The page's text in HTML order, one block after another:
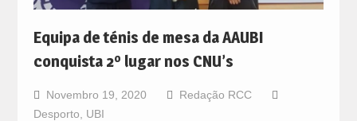
Equipa de ténis de mesa da AAUBI
conquista 2º lugar nos CNU’s
Novembro 19, 2020
Redação RCC
Desporto
UBI